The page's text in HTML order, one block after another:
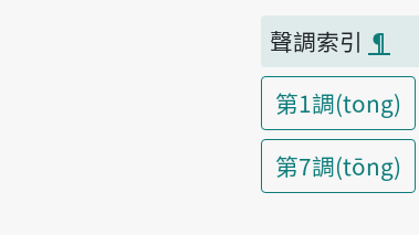
聲調索引 ¶
第1調(tong)
第7調(tōng)